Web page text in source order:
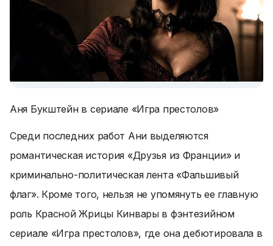
Аня Букштейн в сериале «Игра престолов»
Среди последних работ Ани выделяются
романтическая история «Друзья из Франции» и
криминально-политическая лента «Фальшивый
флаг». Кроме того, нельзя не упомянуть ее главную
роль Красной Жрицы Кинвары в фэнтезийном
сериале «Игра престолов», где она дебютировала в